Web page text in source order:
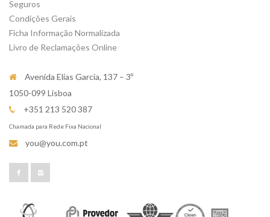
Seguros
Condições Gerais
Ficha Informação Normalizada
Livro de Reclamações Online
Avenida Elias Garcia, 137 – 3º
1050-099 Lisboa
+351 213 520 387
Chamada para Rede Fixa Nacional
you@you.com.pt